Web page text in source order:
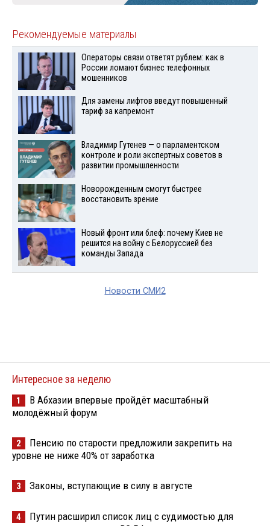
Рекомендуемые материалы
Операторы связи ответят рублем: как в
России ломают бизнес телефонных
мошенников
Для замены лифтов введут повышенный
тариф за капремонт
Владимир Гутенев — о парламентском
контроле и роли экспертных советов в
развитии промышленности
Новорожденным смогут быстрее
восстановить зрение
Новый фронт или блеф: почему Киев не
решится на войну с Белоруссией без
команды Запада
Новости СМИ2
Интересное за неделю
1
В Абхазии впервые пройдёт масштабный
молодёжный форум
2
Пенсию по старости предложили закрепить на
уровне не ниже 40% от заработка
3 Законы, вступающие в силу в августе
4
Путин расширил список лиц с судимостью для